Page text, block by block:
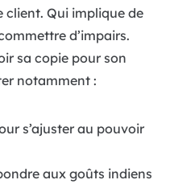
client. Qui implique de
d’impairs.
sa copie pour son
notamment :
s’ajuster au pouvoir
aux goûts indiens